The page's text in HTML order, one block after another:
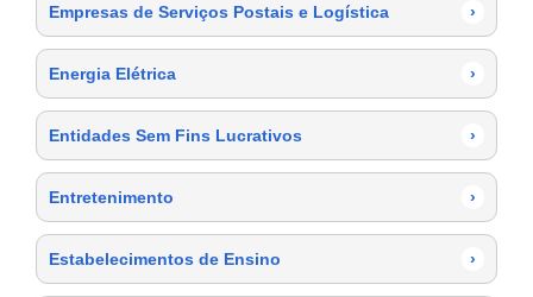
Empresas de Serviços Postais e Logística ›
Energia Elétrica ›
Entidades Sem Fins Lucrativos ›
Entretenimento ›
Estabelecimentos de Ensino ›